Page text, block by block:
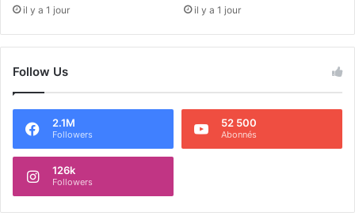
il y a 1 jour il y a 1 jour
Follow Us
2.1M
Followers
52 500
Abonnés
126k
Followers